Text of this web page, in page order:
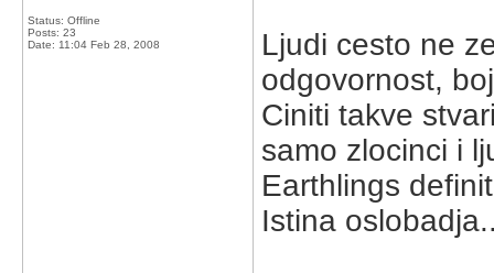
Status: Offline
Posts: 23
Date: 11:04 Feb 28, 2008
Ljudi cesto ne
odgovornost,
Ciniti takve
samo zlocinci i
Earthlings
Istina